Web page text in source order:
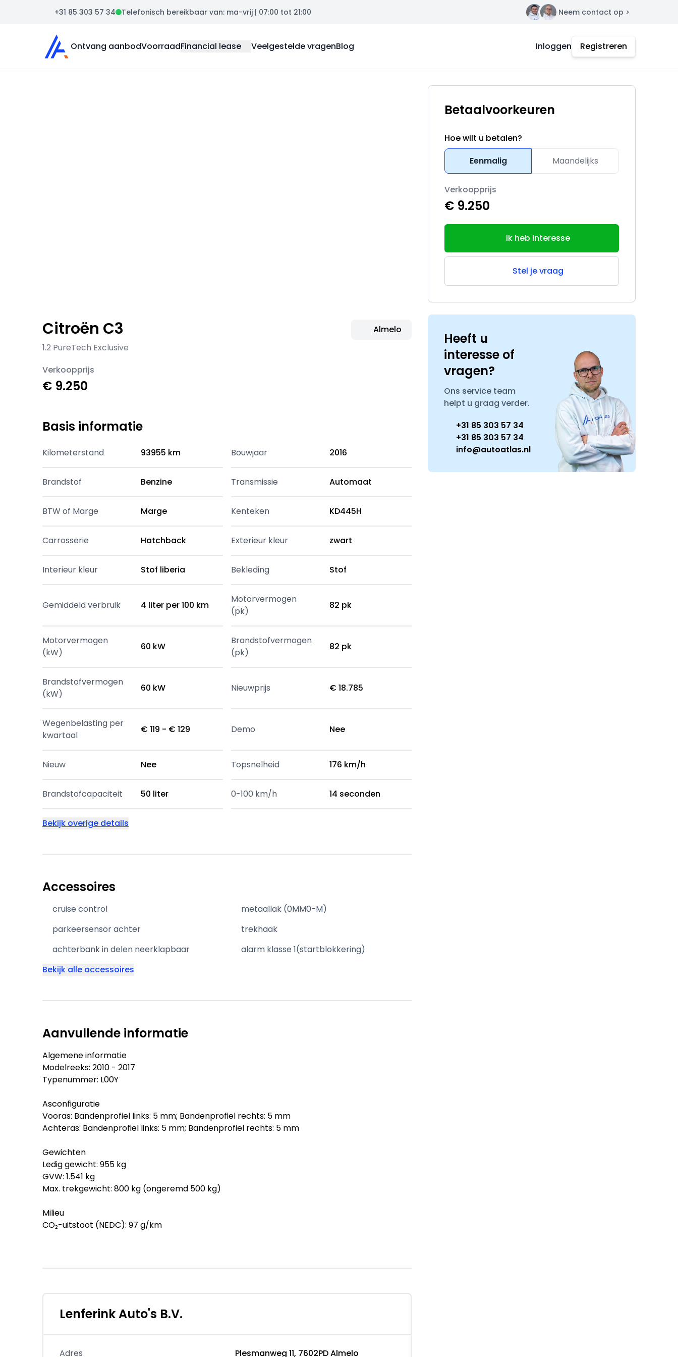
+31 85 303 57 34 Telefonisch bereikbaar van: ma-vrij | 07:00 tot 21:00 Contact Neem contact op >
Auto Atlas
Ontvang aanbodVoorraadFinancial lease Veelgestelde vragenBlog Inloggen Registreren
Citroën C3
1.2 PureTech Exclusive
Almelo
Verkoopprijs
€ 9.250
Betaalvoorkeuren
Hoe wilt u betalen?
Eenmalig
Maandelijks
Verkoopprijs
€ 9.250
Ik heb interesse
Stel je vraag
Heeft u
interesse of
vragen?
Ons service team
helpt u graag verder.
+31 85 303 57 34
+31 85 303 57 34
info@autoatlas.nl
Basis informatie
Kilometerstand 93955 km Bouwjaar 2016
Brandstof Benzine Transmissie Automaat
BTW of Marge Marge Kenteken KD445H
Carrosserie Hatchback Exterieur kleur zwart
Interieur kleur Stof liberia Bekleding Stof
Gemiddeld verbruik 4 liter per 100 km
Motorvermogen
(pk)
82 pk
Motorvermogen
(kW)
60 kW
Brandstofvermogen
(pk)
82 pk
Brandstofvermogen
(kW)
60 kW Nieuwprijs € 18.785
Wegenbelasting per
kwartaal
€ 119 - € 129 Demo Nee
Nieuw Nee Topsnelheid 176 km/h
Brandstofcapaciteit 50 liter 0-100 km/h 14 seconden
Bekijk overige details
Accessoires
cruise control
metaallak (0MM0-M)
parkeersensor achter
trekhaak
achterbank in delen neerklapbaar
alarm klasse 1(startblokkering)
Bekijk alle accessoires
Aanvullende informatie
Algemene informatie
Modelreeks: 2010 - 2017
Typenummer: L00Y
Asconfiguratie
Vooras: Bandenprofiel links: 5 mm; Bandenprofiel rechts: 5 mm
Achteras: Bandenprofiel links: 5 mm; Bandenprofiel rechts: 5 mm
Gewichten
Ledig gewicht: 955 kg
GVW: 1.541 kg
Max. trekgewicht: 800 kg (ongeremd 500 kg)
Milieu
CO₂-uitstoot (NEDC): 97 g/km
Historie
Onderhoudsboekjes: Aanwezig
Lenferink Auto's B.V.
Adres Plesmanweg 11, 7602PD Almelo